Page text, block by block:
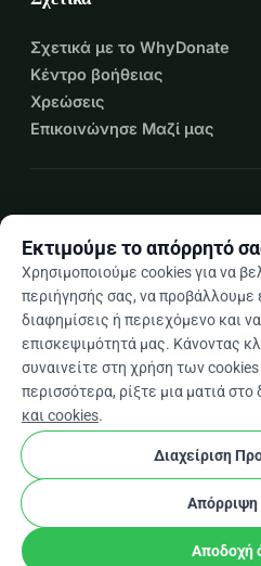
Σχετικά με το WhyDonate
Κέντρο βοήθειας
Χρεώσεις
Επικοινώνησε Μαζί μας
Elarrow_drop_down
★★★★★4,9 / 5 βάσει 500+
© 2012–2026
Όροι και προϋποθέσειςcookie
Κατασκευασμένο στην Ευρώπη
Επαληθευμένος
Εκτιμούμε το απόρρητό
Χρησιμοποιούμε cookies για να
περιήγησής σας, να προβάλλουμε
διαφημίσεις ή περιεχόμενο και
επισκεψιμότητά μας. Κάνοντας
συναινείτε στη χρήση των
περισσότερα, ρίξτε μια ματιά στο
και cookies.
Διαχείριση
Αποδοχή